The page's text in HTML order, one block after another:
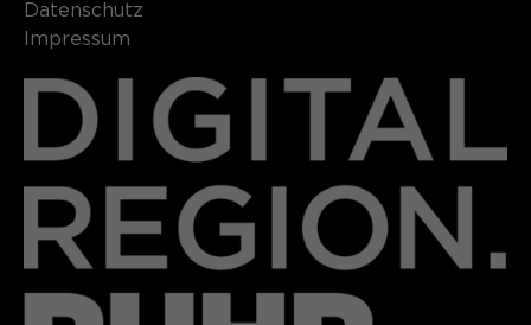
Datenschutz
Impressum